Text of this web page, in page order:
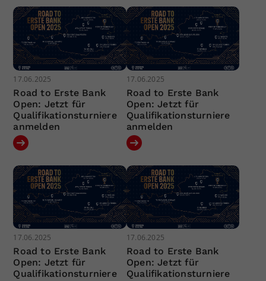
17.06.2025
Road to Erste Bank
Open: Jetzt für
Qualifikationsturniere
anmelden
17.06.2025
Road to Erste Bank
Open: Jetzt für
Qualifikationsturniere
anmelden
17.06.2025
Road to Erste Bank
Open: Jetzt für
Qualifikationsturniere
17.06.2025
Road to Erste Bank
Open: Jetzt für
Qualifikationsturniere